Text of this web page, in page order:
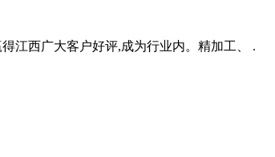
江西广大客户好评,成为行业内。精加工、 .